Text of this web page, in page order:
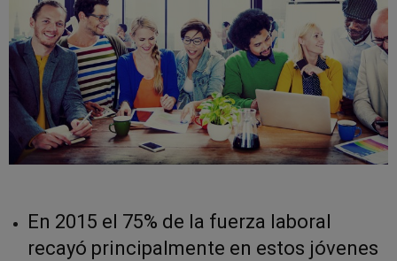
En 2015 el 75% de la fuerza laboral
recayó principalmente en estos jóvenes